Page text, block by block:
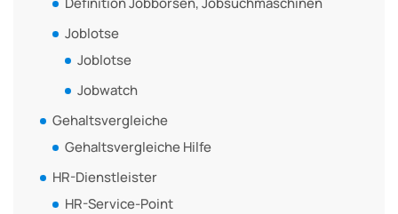
Joblotse
Joblotse
Jobwatch
Gehaltsvergleiche
Gehaltsvergleiche Hilfe
HR-Dienstleister
HR-Service-Point